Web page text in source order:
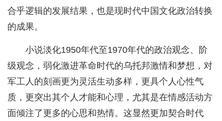
合乎逻辑的发展结果，也是现时代中国文化政治转换
的成果。
小说淡化1950年代至1970年代的政治观念、阶
级观念，弱化激进革命时代的乌托邦激情和梦想，对
军工人的刻画更为灵活生动多样，更具个人心性气
质，更突出其个人才能和心理，尤其是在情感活动方
面倾注了更多的心思和热情。这显然更加契合时代